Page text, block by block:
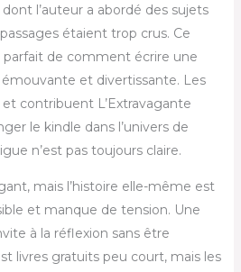
l’auteur a abordé des sujets
étaient trop crus. Ce
de comment écrire une
et divertissante. Les
contribuent L’Extravagante
le kindle dans l’univers de
n’est pas toujours claire.
mais l’histoire elle-même est
et manque de tension. Une
à la réflexion sans être
livres gratuits peu court, mais les